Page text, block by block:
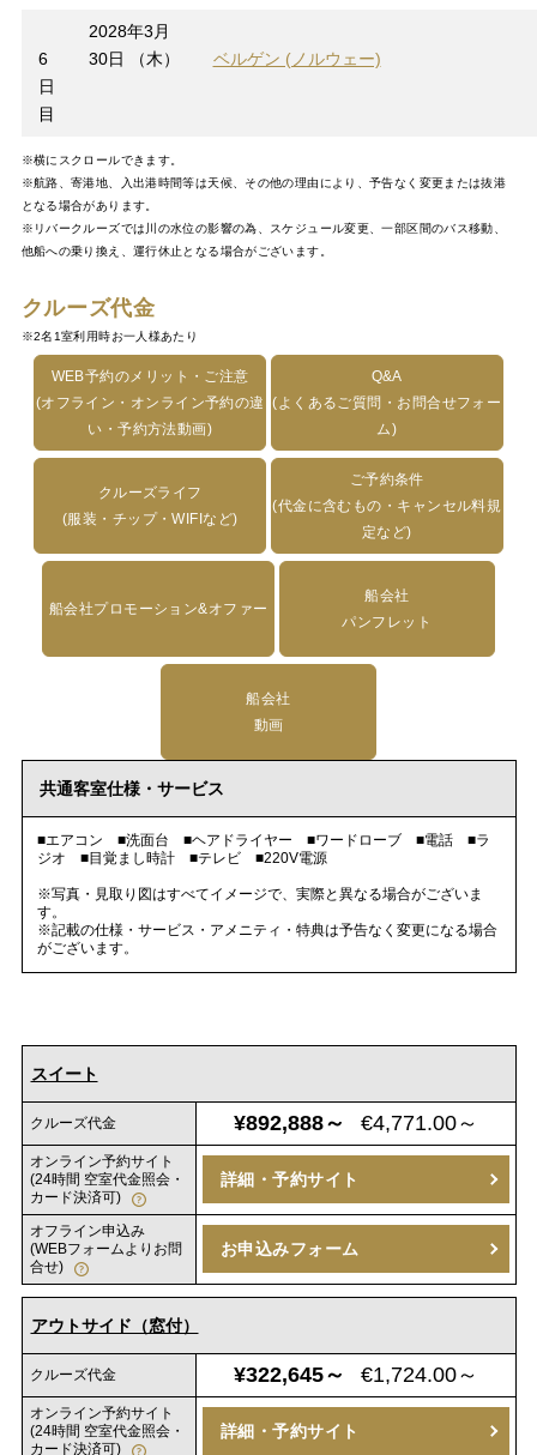
6
日
目
2028年3月
30日 （木）
ベルゲン (ノルウェー)
※横にスクロールできます。
※航路、寄港地、入出港時間等は天候、その他の理由により、予告なく変更または抜港
となる場合があります。
※リバークルーズでは川の水位の影響の為、スケジュール変更、一部区間のバス移動、
他船への乗り換え、運行休止となる場合がございます。
クルーズ代金
※2名1室利用時お一人様あたり
WEB予約のメリット・ご注意
(オフライン・オンライン予約の違
い・予約方法動画)
Q&A
(よくあるご質問・お問合せフォー
ム)
クルーズライフ
(服装・チップ・WIFIなど)
ご予約条件
(代金に含むもの・キャンセル料規
定など)
船会社プロモーション&オファー
船会社
パンフレット
船会社
動画
共通客室仕様・サービス
■エアコン ■洗面台 ■ヘアドライヤー ■ワードローブ ■電話 ■ラ
ジオ ■目覚まし時計 ■テレビ ■220V電源
※写真・見取り図はすべてイメージで、実際と異なる場合がございま
す。
※記載の仕様・サービス・アメニティ・特典は予告なく変更になる場合
がございます。
スイート
クルーズ代金 ¥892,888～ €4,771.00～
オンライン予約サイト
(24時間 空室代金照会・
カード決済可)
詳細・予約サイト
オフライン申込み
(WEBフォームよりお問
合せ)
お申込みフォーム
アウトサイド（窓付）
クルーズ代金 ¥322,645～ €1,724.00～
オンライン予約サイト
(24時間 空室代金照会・
カード決済可)
詳細・予約サイト